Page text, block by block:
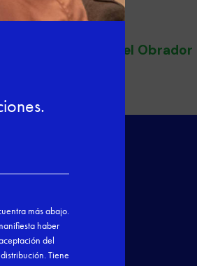
responsable del Obrador